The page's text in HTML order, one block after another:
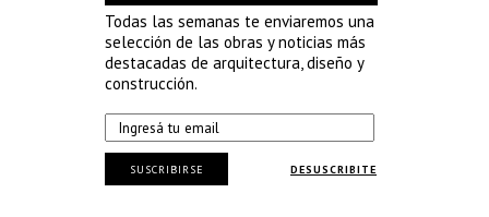
Todas las semanas te enviaremos una
selección de las obras y noticias más
destacadas de arquitectura, diseño y
construcción.
DESUSCRIBITE
SUSCRIBIRSE